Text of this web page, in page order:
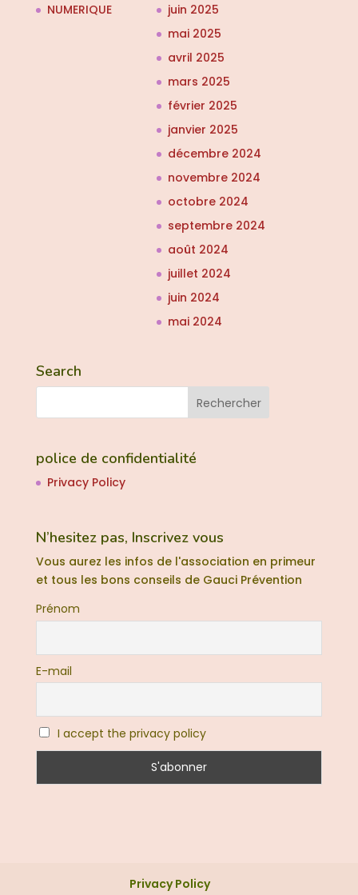
NUMERIQUE
juin 2025
mai 2025
avril 2025
mars 2025
février 2025
janvier 2025
décembre 2024
novembre 2024
octobre 2024
septembre 2024
août 2024
juillet 2024
juin 2024
mai 2024
Search
police de confidentialité
Privacy Policy
N’hesitez pas, Inscrivez vous
Vous aurez les infos de l'association en primeur
et tous les bons conseils de Gauci Prévention
Prénom
E-mail
I accept the privacy policy
Privacy Policy